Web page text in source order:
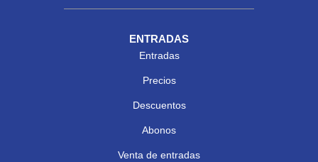
ENTRADAS
Entradas
Precios
Descuentos
Abonos
Venta de entradas